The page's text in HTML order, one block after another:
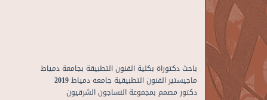
باحث دكتوراة بكلية الفنون التطبيقة بجامعة دمياط
ماجيستير الفنون التطبيقية جامعه دمياط 2019
دكتور مصمم بمجموعة النساجون الشرقيون